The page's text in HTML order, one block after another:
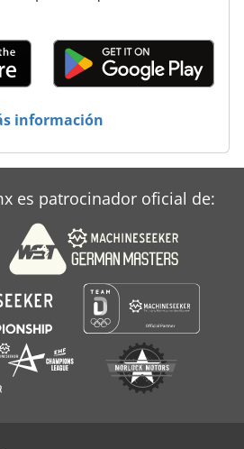
información
es patrocinador oficial de: